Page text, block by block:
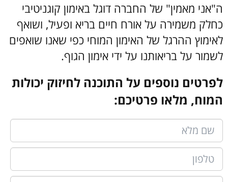
ה"אני מאמין" של החברה דוגל באימון קוגניטיבי
כחלק משמירה על אורח חיים בריא ופעיל, ושואף
לאימוץ ההרגל של האימון המוחי כפי שאנו שואפים
לשמור על בריאותנו על ידי אימון הגוף.
לפרטים נוספים על התוכנה לחיזוק יכולות
המוח, מלאו פרטיכם: